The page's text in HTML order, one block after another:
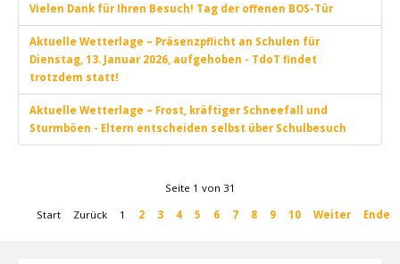
Vielen Dank für Ihren Besuch! Tag der offenen BOS-Tür
Aktuelle Wetterlage – Präsenzpflicht an Schulen für
Dienstag, 13. Januar 2026, aufgehoben - TdoT findet
trotzdem statt!
Aktuelle Wetterlage – Frost, kräftiger Schneefall und
Sturmböen - Eltern entscheiden selbst über Schulbesuch
Seite 1 von 31
Start
Zurück 1 2 3 4 5 6 7 8 9 10 Weiter Ende